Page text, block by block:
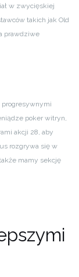
w zwycięskiej
takich jak Old
prawdziwe
progresywnymi
poker witryn,
akcji 28, aby
rozgrywa się w
mamy sekcję